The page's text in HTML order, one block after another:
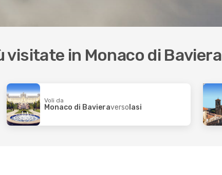
visitate in Monaco di Baviera
Voli da
Monaco di Bavieraverso Iasi